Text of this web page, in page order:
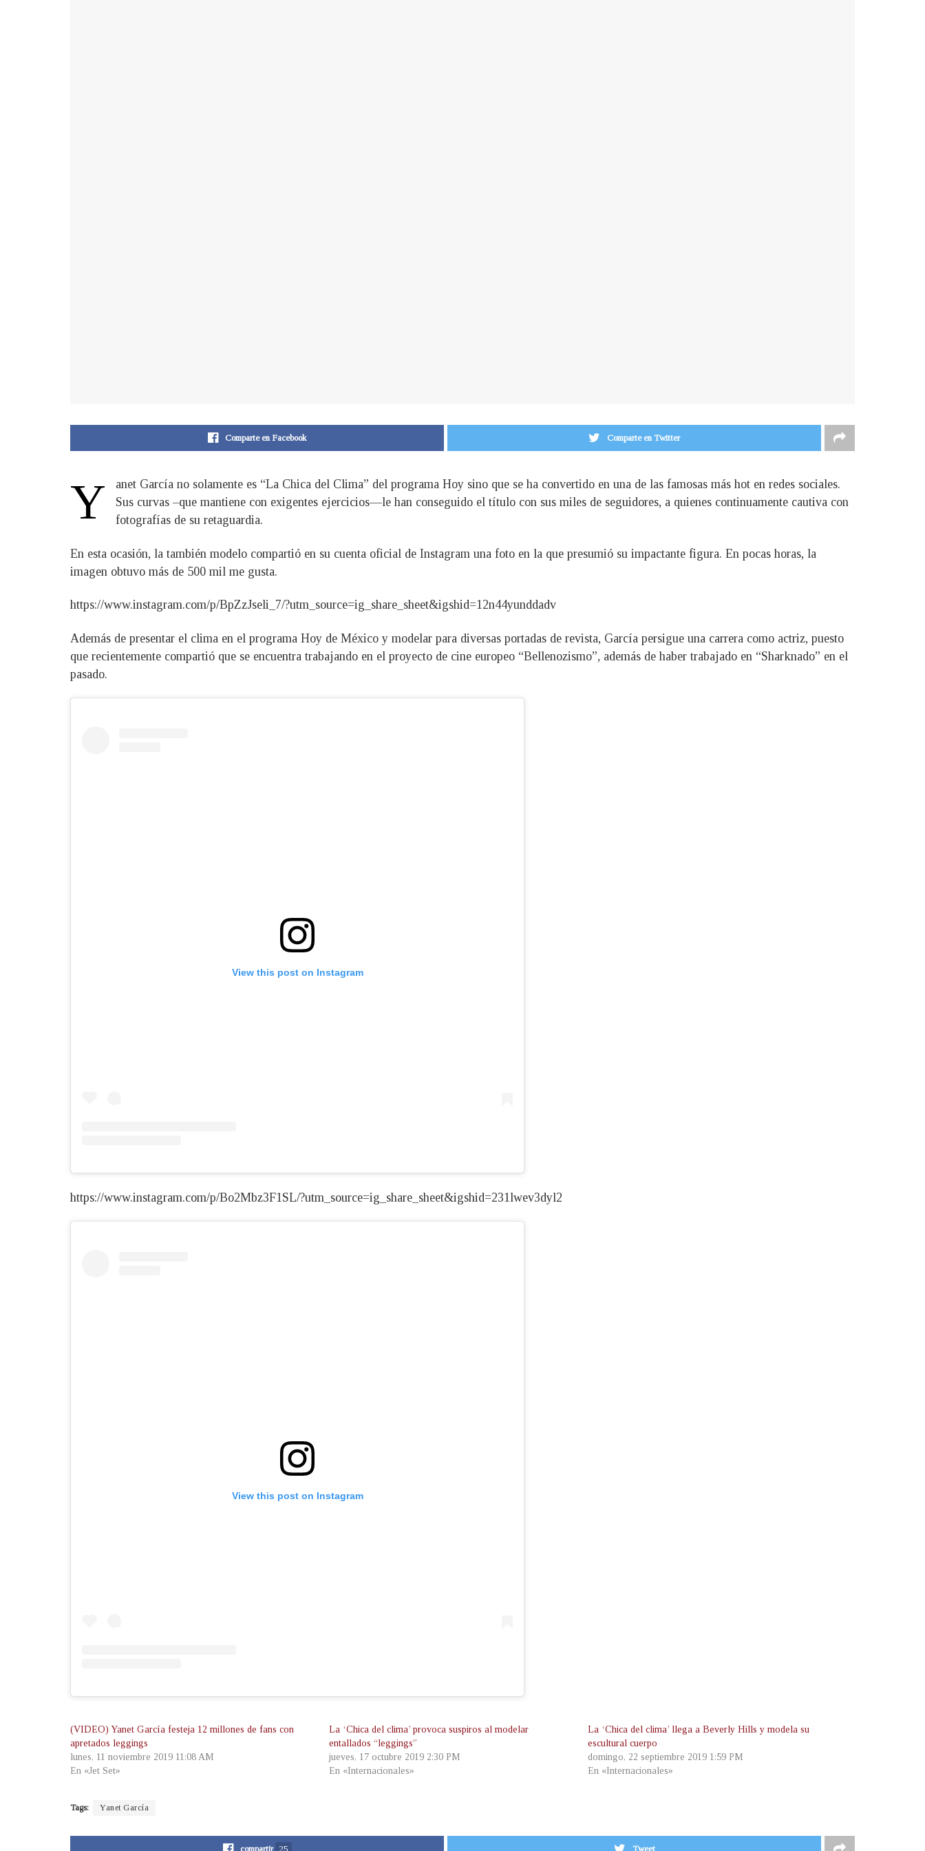
Comparte en Facebook Comparte en Twitter
Y
anet García no solamente es “La Chica del Clima” del programa Hoy sino que se ha convertido en una de las famosas más hot en redes sociales.
Sus curvas –que mantiene con exigentes ejercicios—le han conseguido el título con sus miles de seguidores, a quienes continuamente cautiva con
fotografías de su retaguardia.
En esta ocasión, la también modelo compartió en su cuenta oficial de Instagram una foto en la que presumió su impactante figura. En pocas horas, la
imagen obtuvo más de 500 mil me gusta.
https://www.instagram.com/p/BpZzJseli_7/?utm_source=ig_share_sheet&igshid=12n44yunddadv
Además de presentar el clima en el programa Hoy de México y modelar para diversas portadas de revista, García persigue una carrera como actriz, puesto
que recientemente compartió que se encuentra trabajando en el proyecto de cine europeo “Bellenozismo”, además de haber trabajado en “Sharknado” en el
pasado.
View this post on Instagram
https://www.instagram.com/p/Bo2Mbz3F1SL/?utm_source=ig_share_sheet&igshid=231lwev3dyl2
View this post on Instagram
(VIDEO) Yanet García festeja 12 millones de fans con
apretados leggings
lunes, 11 noviembre 2019 11:08 AM
En «Jet Set»
La ‘Chica del clima’ provoca suspiros al modelar
entallados “leggings”
jueves, 17 octubre 2019 2:30 PM
En «Internacionales»
La ‘Chica del clima’ llega a Beverly Hills y modela su
escultural cuerpo
domingo, 22 septiembre 2019 1:59 PM
En «Internacionales»
Tags: Yanet García
compartir 25 Tweet